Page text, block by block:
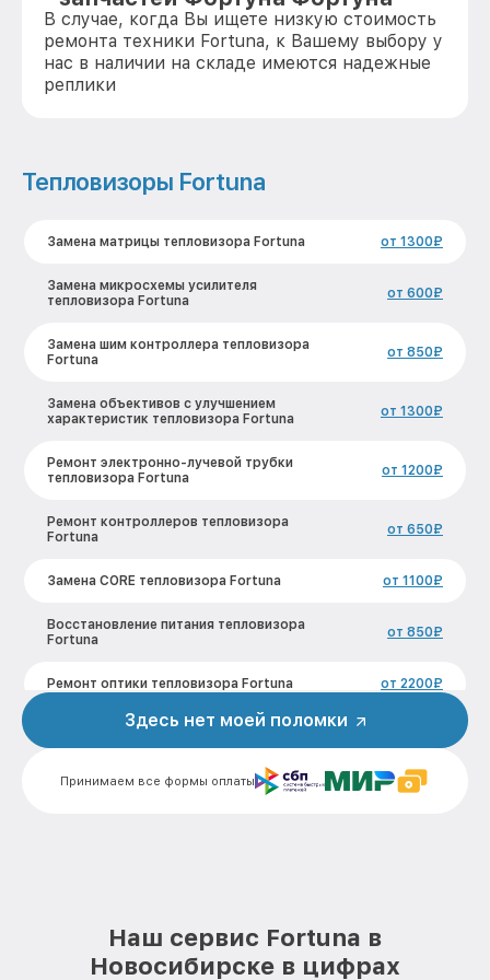
В случае, когда Вы ищете низкую стоимость
ремонта техники Fortuna, к Вашему выбору у
нас в наличии на складе имеются надежные
реплики
Тепловизоры Fortuna
Замена матрицы тепловизора Fortuna от 1300₽
Замена микросхемы усилителя
тепловизора Fortuna
от 600₽
Замена шим контроллера тепловизора
Fortuna
от 850₽
Замена объективов с улучшением
характеристик тепловизора Fortuna
от 1300₽
Ремонт электронно-лучевой трубки
тепловизора Fortuna
от 1200₽
Ремонт контроллеров тепловизора
Fortuna
от 650₽
Замена CORE тепловизора Fortuna от 1100₽
Восстановление питания тепловизора
Fortuna
от 850₽
Ремонт оптики тепловизора Fortuna от 2200₽
Ремонт датчика синхроимпульсов
Калибровка и настройка тепловизора
от 900₽
Замена ключей управления тепловизора
от 590₽
Принимаем все формы оплаты
Здесь нет моей поломки
Наш сервис Fortuna в
Новосибирске в цифрах